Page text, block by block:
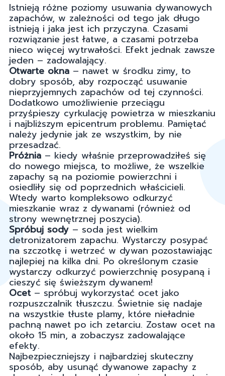
Istnieją różne poziomy usuwania dywanowych
zapachów, w zależności od tego jak długo
istnieją i jaka jest ich przyczyna. Czasami
rozwiązanie jest łatwe, a czasami potrzeba
nieco więcej wytrwałości. Efekt jednak zawsze
jeden – zadowalający.
Otwarte okna – nawet w środku zimy, to
dobry sposób, aby rozpocząć usuwanie
nieprzyjemnych zapachów od tej czynności.
Dodatkowo umożliwienie przeciągu
przyśpieszy cyrkulację powietrza w mieszkaniu
i najbliższym epicentrum problemu. Pamiętać
należy jedynie jak ze wszystkim, by nie
przesadzać.
Próżnia – kiedy właśnie przeprowadziłeś się
do nowego miejsca, to możliwe, że wszelkie
zapachy są na poziomie powierzchni i
osiedliły się od poprzednich właścicieli.
Wtedy warto kompleksowo odkurzyć
mieszkanie wraz z dywanami (również od
strony wewnętrznej poszycia).
Spróbuj sody – soda jest wielkim
detronizatorem zapachu. Wystarczy posypać
na szczotkę i wetrzeć w dywan pozostawiając
najlepiej na kilka dni. Po określonym czasie
wystarczy odkurzyć powierzchnię posypaną i
cieszyć się świeższym dywanem!
Ocet– spróbuj wykorzystać ocet jako
rozpuszczalnik tłuszczu. Świetnie się nadaje
na wszystkie tłuste plamy, które nieładnie
pachną nawet po ich zetarciu. Zostaw ocet na
około 15 min, a zobaczysz zadowalające
efekty.
Najbezpieczniejszy i najbardziej skuteczny
sposób, aby usunąć dywanowe zapachy z